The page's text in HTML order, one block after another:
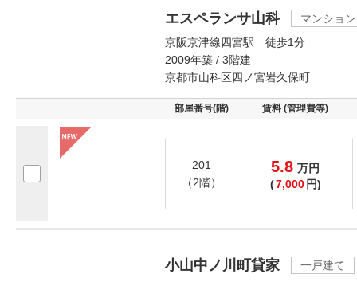
エスペランサ山科
マンション
京阪京津線四宮駅 徒歩1分
2009年築 / 3階建
京都市山科区四ノ宮岩久保町
部屋番号(階) 賃料 (管理費等)
201
（2階）
5.8 万円
(7,000 円)
小山中ノ川町貸家
一戸建て